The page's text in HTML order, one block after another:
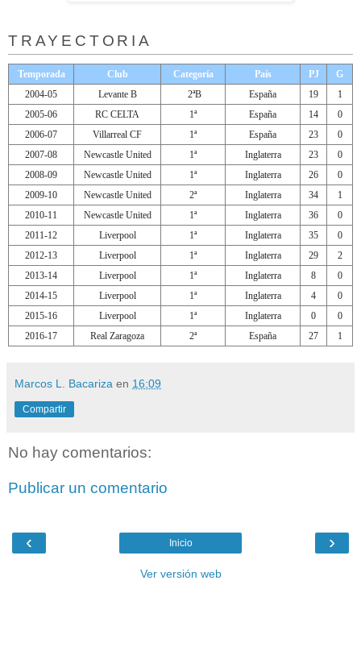
TRAYECTORIA
Temporada Club Categoría País PJ
G
2004-05
Levante B 2ªB España 19
1
2005-06
RC CELTA 1ª España 14
0
2006-07
Villarreal CF 1ª España 23
0
2007-08
Newcastle United 1ª Inglaterra 23
0
2008-09
Newcastle United 1ª Inglaterra 26
0
2009-10
Newcastle United 2ª Inglaterra 34
1
2010-11
Newcastle United 1ª Inglaterra 36
0
2011-12
Liverpool 1ª Inglaterra 35
0
2012-13
Liverpool 1ª Inglaterra 29
2
2013-14
Liverpool 1ª Inglaterra 8
0
2014-15
Liverpool 1ª Inglaterra 4
0
2015-16
Liverpool 1ª Inglaterra 0
0
2016-17
Real Zaragoza 2ª España 27 1
Marcos L. Bacariza en 16:09
Compartir
No hay comentarios:
Publicar un comentario
‹ ›
Inicio
Ver versión web